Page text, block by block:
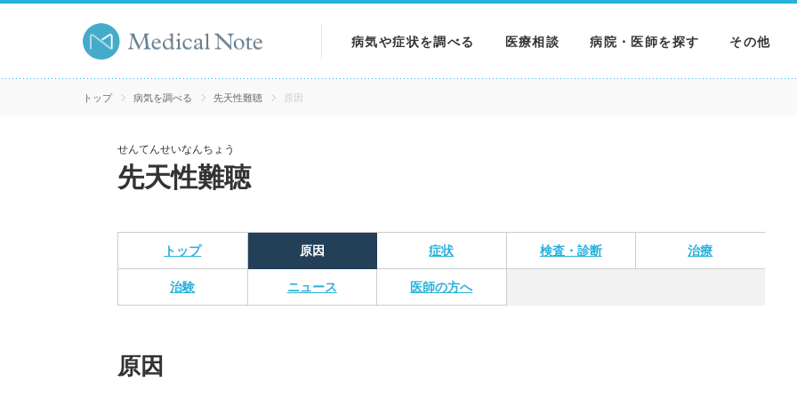
病気や症状を調べる
病気を調べる
医療相談 病院・医師を探す
病院を探す
その他
MNニュー
トップ 病気を調べる 先天性難聴 原因
せんてんせいなんちょう
先天性難聴
トップ 原因 症状 検査・診断 治療
治験 ニュース 医師の方へ
原因